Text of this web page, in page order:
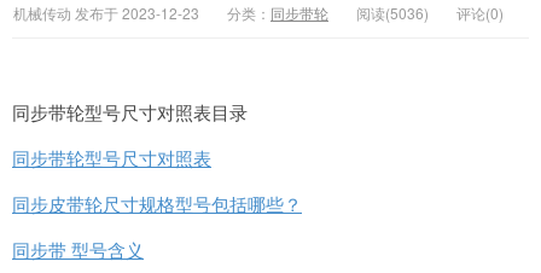
机械传动 发布于 2023-12-23 分类： 同步带轮 阅读(5036) 评论(0)
同步带轮型号尺寸对照表目录
同步带轮型号尺寸对照表
同步皮带轮尺寸规格型号包括哪些？
同步带 型号含义